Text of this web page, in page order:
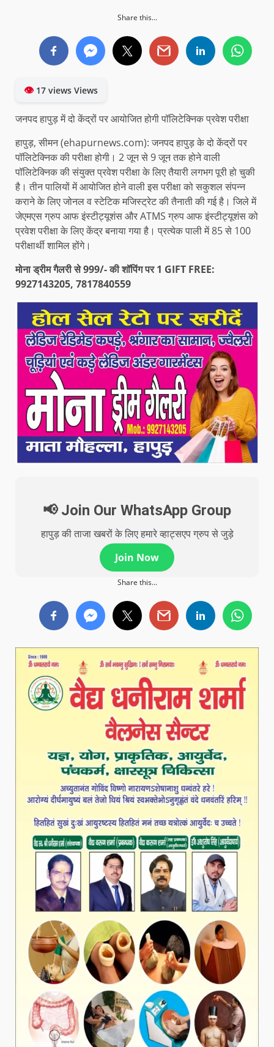
Share this...
👁17 views Views
जनपद हापुड़ में दो केंद्रों पर आयोजित होगी पॉलिटेक्निक प्रवेश परीक्षा
हापुड़, सीमन (ehapurnews.com): जनपद हापुड़ के दो केंद्रों पर
पॉलिटेक्निक की परीक्षा होगी। 2 जून से 9 जून तक होने वाली
पॉलिटेक्निक की संयुक्त प्रवेश परीक्षा के लिए तैयारी लगभग पूरी हो चुकी
है। तीन पालियों में आयोजित होने वाली इस परीक्षा को सकुशल संपन्न
कराने के लिए जोनल व स्टेटिक मजिस्ट्रेट की तैनाती की गई है। जिले में
जेएमएस ग्रुप आफ इंस्टीट्यूशंस और ATMS ग्रुप आफ इंस्टीट्यूशंस को
प्रवेश परीक्षा के लिए केंद्र बनाया गया है। प्रत्येक पाली में 85 से 100
परीक्षार्थी शामिल होंगे।
मोना ड्रीम गैलरी से 999/- की शॉपिंग पर 1 GIFT FREE:
9927143205, 7817840559
📢 Join Our WhatsApp Group
हापुड़ की ताजा खबरों के लिए हमारे व्हाट्सएप ग्रुप से जुड़े
Join Now
Share this...